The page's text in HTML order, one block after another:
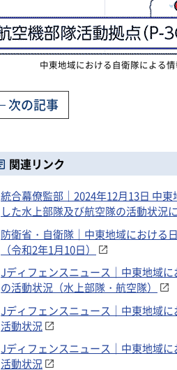
中東地域における自衛隊による
次の記事
関連リンク
統合幕僚監部｜2024年12月13日 中
した水上部隊及び航空隊の活動状況
防衛省・自衛隊｜中東地域における
（令和2年1月10日）
Jディフェンスニュース｜中東地域
の活動状況（水上部隊・航空隊）
Jディフェンスニュース｜中東地域
活動状況
Jディフェンスニュース｜中東地域
活動状況